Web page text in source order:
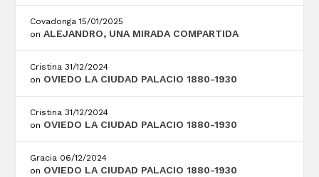
Covadonga 15/01/2025
onALEJANDRO, UNA MIRADA COMPARTIDA
Cristina 31/12/2024
on OVIEDO LA CIUDAD PALACIO 1880-1930
Cristina 31/12/2024
on OVIEDO LA CIUDAD PALACIO 1880-1930
Gracia 06/12/2024
on OVIEDO LA CIUDAD PALACIO 1880-1930